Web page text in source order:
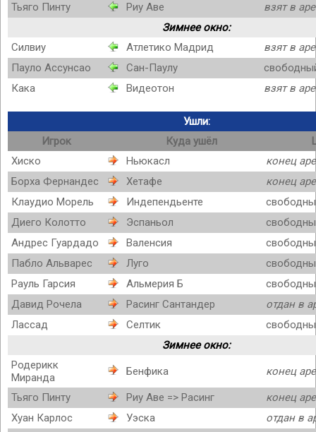
Тьяго Пинту
Риу Аве
взят в
Зимнее окно:
Силвиу
Атлетико Мадрид
взят в
Пауло Ассунсао
Сан-Паулу
Кака
Видеотон взят в
Ушли:
Игрок
Куда ушёл
Хиско
Ньюкасл
конец
Борха Фернандес
Хетафе
конец
Клаудио Морель
Индепендьенте
Диего Колотто
Эспаньол
Андрес Гуардадо
Валенсия
Пабло Альварес
Луго
Рауль Гарсия
Альмерия Б
Давид Рочела
Расинг Сантандер
отдан в
Лассад
Селтик
Зимнее окно:
Родерикк
Миранда
Бенфика конец
Тьяго Пинту Риу Аве => Расинг
конец
Хуан Карлос
Уэска
отдан в